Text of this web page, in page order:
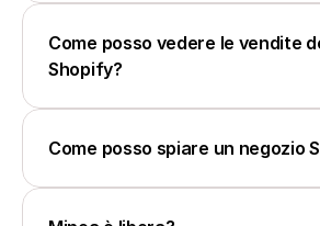
Come posso vedere le vendite
Shopify?
Come posso spiare un negozio